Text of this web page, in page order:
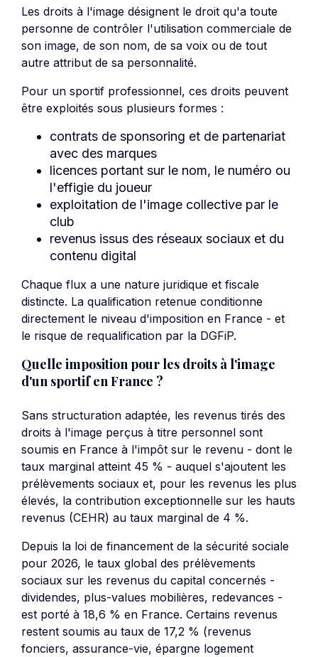
Les droits à l'image désignent le droit qu'a toute
personne de contrôler l'utilisation commerciale de
son image, de son nom, de sa voix ou de tout
autre attribut de sa personnalité.
Pour un sportif professionnel, ces droits peuvent
être exploités sous plusieurs formes :
contrats de sponsoring et de partenariat
avec des marques
licences portant sur le nom, le numéro ou
l'effigie du joueur
exploitation de l'image collective par le
club
revenus issus des réseaux sociaux et du
contenu digital
Chaque flux a une nature juridique et fiscale
distincte. La qualification retenue conditionne
directement le niveau d'imposition en France - et
le risque de requalification par la DGFiP.
Quelle imposition pour les droits à l'image
d'un sportif en France ?
Sans structuration adaptée, les revenus tirés des
droits à l'image perçus à titre personnel sont
soumis en France à l'impôt sur le revenu - dont le
taux marginal atteint 45 % - auquel s'ajoutent les
prélèvements sociaux et, pour les revenus les plus
élevés, la contribution exceptionnelle sur les hauts
revenus (CEHR) au taux marginal de 4 %.
Depuis la loi de financement de la sécurité sociale
pour 2026, le taux global des prélèvements
sociaux sur les revenus du capital concernés -
dividendes, plus-values mobilières, redevances -
est porté à 18,6 % en France. Certains revenus
restent soumis au taux de 17,2 % (revenus
fonciers, assurance-vie, épargne logement